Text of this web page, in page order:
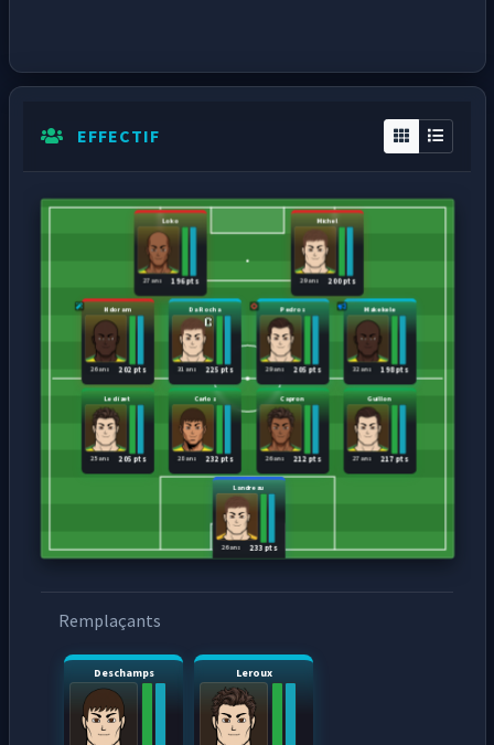
EFFECTIF
Landreau
233 pts
26 ans
Le dizet
205 pts
25 ans
Carlos
232 pts
28 ans
Capron
212 pts
26 ans
Guillon
217 pts
27 ans
Ndoram
202 pts
26 ans
Da Rocha
225 pts
31 ans
Pedros
205 pts
29 ans
Makekele
198 pts
32 ans
Loko
196 pts
27 ans
Michel
200 pts
29 ans
Remplaçants
Deschamps Leroux